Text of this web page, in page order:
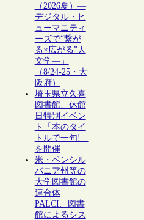
（2026夏）―
デジタル・ヒ
ューマニティ
ーズで“繋が
る×広がる”人
文学―」
（8/24-25・大
阪府）
埼玉県立久喜
図書館、休館
日特別イベン
ト「本のタイ
トルで一句!」
を開催
米・ペンシル
バニア州等の
大学図書館の
連合体
PALCI、図書
館によるシス